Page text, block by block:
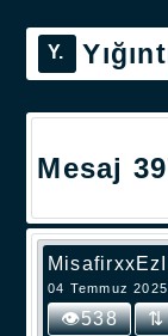
Mesaj
04 Temmuz
👁538 ⇅